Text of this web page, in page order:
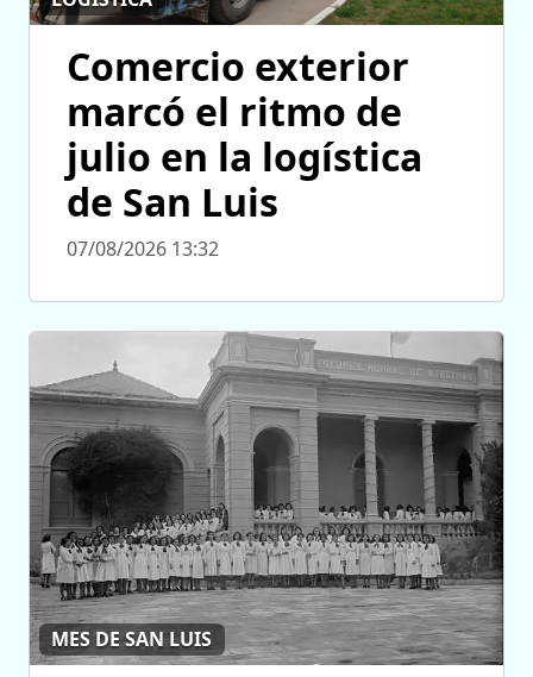
Comercio exterior
marcó el ritmo de
julio en la logística
de San Luis
07/08/2026 13:32
MES DE SAN LUIS